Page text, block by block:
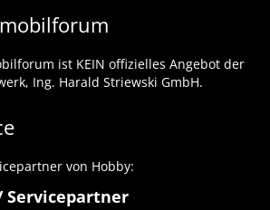
ist KEIN offizielles Angebot der
Ing. Harald Striewski GmbH.
von Hobby:
Servicepartner